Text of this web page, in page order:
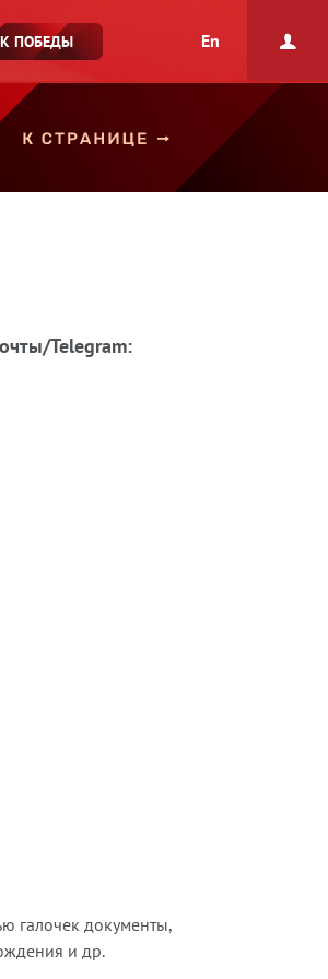
ПОБЕДЫ En
Telegram:
галочек документы,
и др.